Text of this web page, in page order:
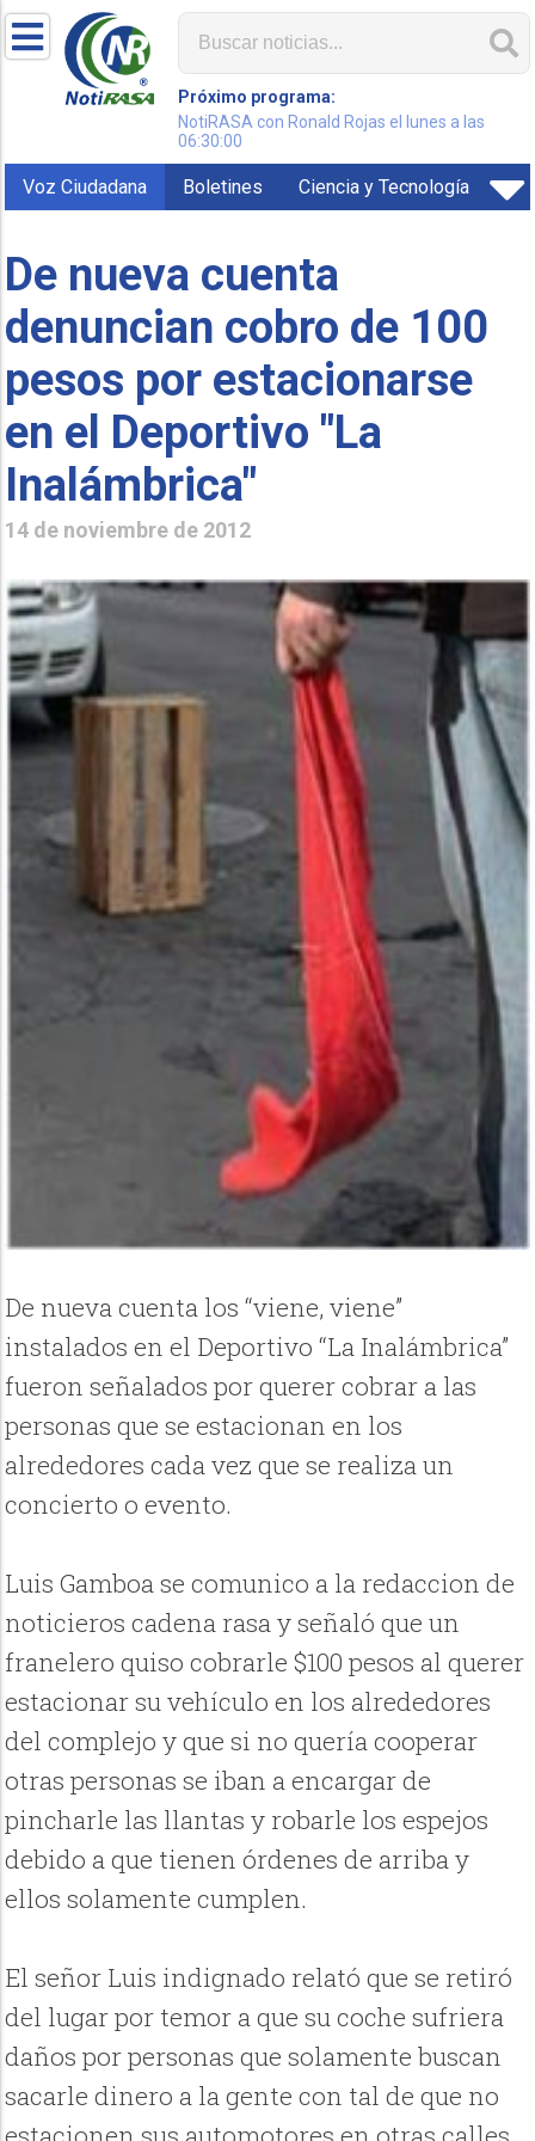
Próximo programa:
NotiRASA con Ronald Rojas el lunes a las
06:30:00
Voz Ciudadana Boletines Ciencia y Tecnología
De nueva cuenta
denuncian cobro de 100
pesos por estacionarse
en el Deportivo "La
Inalámbrica"
14 de noviembre de 2012
De nueva cuenta los “viene, viene”
instalados en el Deportivo “La Inalámbrica”
fueron señalados por querer cobrar a las
personas que se estacionan en los
alrededores cada vez que se realiza un
concierto o evento.
Luis Gamboa se comunico a la redaccion de
noticieros cadena rasa y señaló que un
franelero quiso cobrarle $100 pesos al querer
estacionar su vehículo en los alrededores
del complejo y que si no quería cooperar
otras personas se iban a encargar de
pincharle las llantas y robarle los espejos
debido a que tienen órdenes de arriba y
ellos solamente cumplen.
El señor Luis indignado relató que se retiró
del lugar por temor a que su coche sufriera
daños por personas que solamente buscan
sacarle dinero a la gente con tal de que no